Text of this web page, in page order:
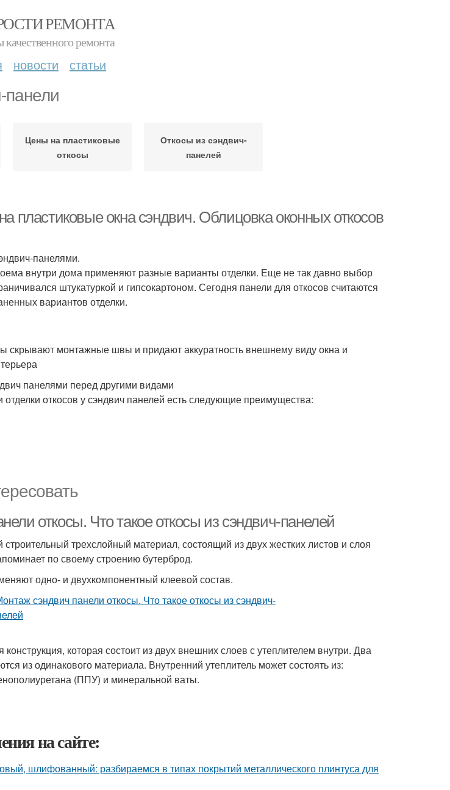
РЕМОНТА
качественного ремонта
новости статьи
панели
Цены на пластиковые
откосы
Откосы из сэндвич-
панелей
пластиковые окна сэндвич. Облицовка оконных откосов
панелями.
внутри дома применяют разные варианты отделки. Еще не так давно выбор
штукатуркой и гипсокартоном. Сегодня панели для откосов считаются
вариантов отделки.
скрывают монтажные швы и придают аккуратность внешнему виду окна и
панелями перед другими видами
откосов у сэндвич панелей есть следующие преимущества:
откосы. Что такое откосы из сэндвич-панелей
строительный трехслойный материал, состоящий из двух жестких листов и слоя
по своему строению бутерброд.
одно- и двухкомпонентный клеевой состав.
которая состоит из двух внешних слоев с утеплителем внутри. Два
из одинакового материала. Внутренний утеплитель может состоять из:
(ППУ) и минеральной ваты.
на сайте:
шлифованный: разбираемся в типах покрытий металлического плинтуса для